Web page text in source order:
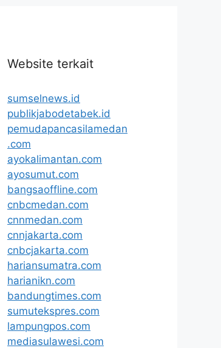
Website terkait
sumselnews.id
publikjabodetabek.id
pemudapancasilamedan
.com
ayokalimantan.com
ayosumut.com
bangsaoffline.com
cnbcmedan.com
cnnmedan.com
cnnjakarta.com
cnbcjakarta.com
hariansumatra.com
harianikn.com
bandungtimes.com
sumutekspres.com
lampungpos.com
mediasulawesi.com